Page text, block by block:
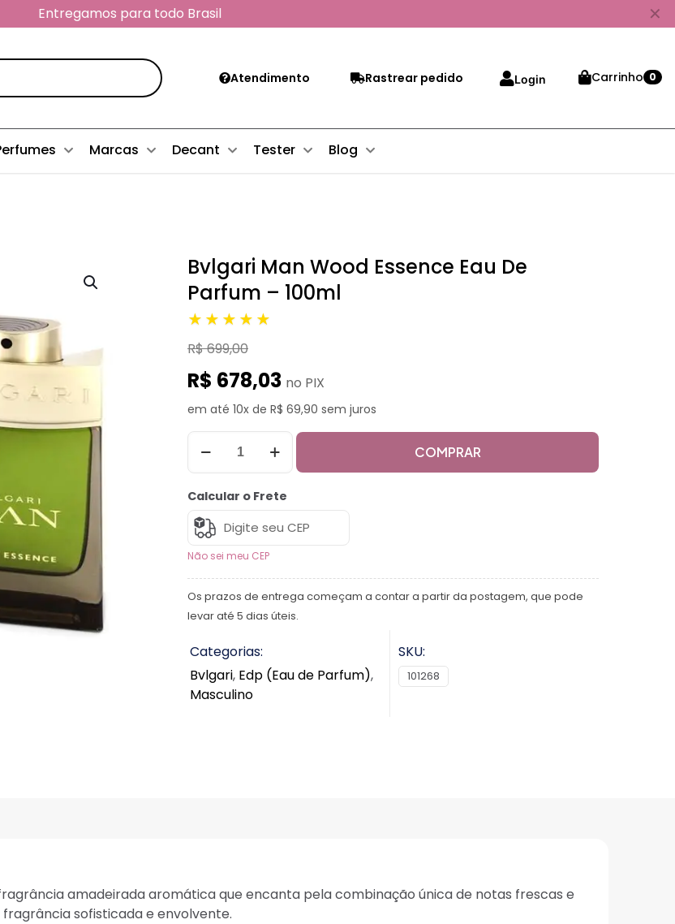
Entregamos para todo Brasil ✕
Atendimento Rastrear pedido Login Carrinho 0
Marcas Decant Tester Blog
Bvlgari Man Wood Essence Eau De
Parfum – 100ml
★★★★★
R$ 699,00
R$ 678,03 no PIX
em até 10x de R$ 69,90 sem juros
COMPRAR
Calcular o Frete
Não sei meu CEP
Os prazos de entrega começam a contar a partir da postagem, que pode
levar até 5 dias úteis.
Categorias:
Bvlgari, Edp (Eau de Parfum),
Masculino
SKU:
101268
amadeirada aromática que encanta pela combinação única de notas frescas e
sofisticada e envolvente.